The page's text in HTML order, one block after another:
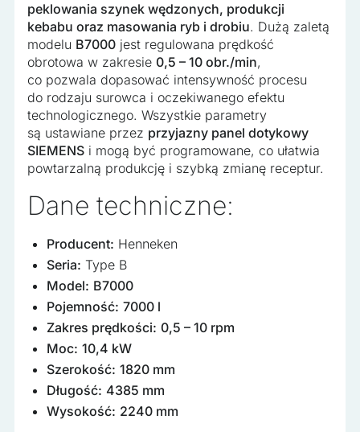
peklowania szynek wędzonych, produkcji
kebabu oraz masowania ryb i drobiu. Dużą zaletą
modelu B7000 jest regulowana prędkość
obrotowa w zakresie 0,5 – 10 obr./min,
co pozwala dopasować intensywność procesu
do rodzaju surowca i oczekiwanego efektu
technologicznego. Wszystkie parametry
są ustawiane przez przyjazny panel dotykowy
SIEMENS i mogą być programowane, co ułatwia
powtarzalną produkcję i szybką zmianę receptur.
Dane techniczne:
Producent: Henneken
Seria: Type B
Model: B7000
Pojemność: 7000 l
Zakres prędkości: 0,5 – 10 rpm
Moc: 10,4 kW
Szerokość: 1820 mm
Długość: 4385 mm
Wysokość: 2240 mm